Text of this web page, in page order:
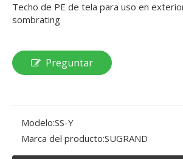
Techo de PE de tela para uso en
sombrating
Preguntar
Modelo:SS-Y
Marca del producto:SUGRAND